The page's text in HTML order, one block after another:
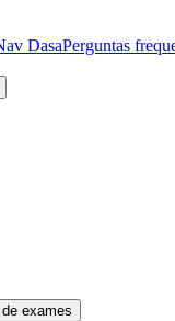
DasaPerguntas
exames